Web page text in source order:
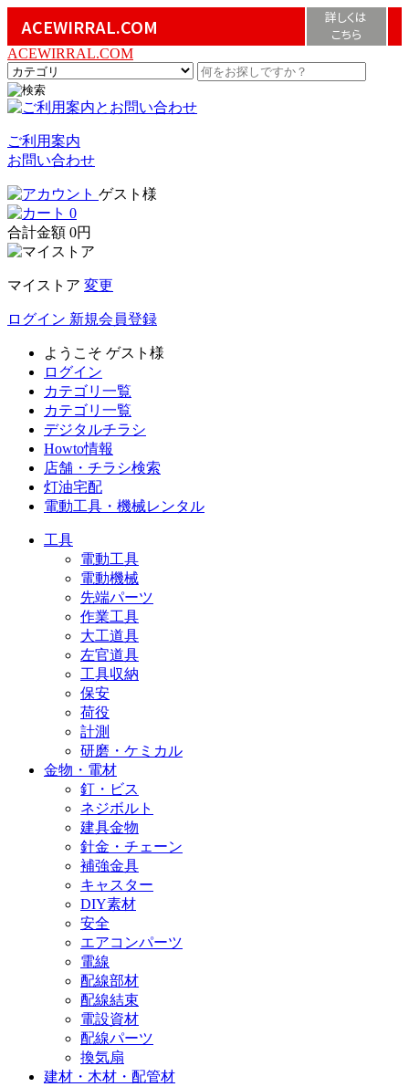
ACEWIRRAL.COM
詳しくは
こちら
ACEWIRRAL.COM
ご利用案内
お問い合わせ
ゲスト様
0
合計金額 0円
マイストア 変更
ログイン 新規会員登録
ようこそ ゲスト様
ログイン
カテゴリ一覧
カテゴリ一覧
デジタルチラシ
Howto情報
店舗・チラシ検索
灯油宅配
電動工具・機械レンタル
工具
電動工具
電動機械
先端パーツ
作業工具
大工道具
左官道具
工具収納
保安
荷役
計測
研磨・ケミカル
金物・電材
釘・ビス
ネジボルト
建具金物
針金・チェーン
補強金具
キャスター
DIY素材
安全
エアコンパーツ
電線
配線部材
配線結束
電設資材
配線パーツ
換気扇
建材・木材・配管材